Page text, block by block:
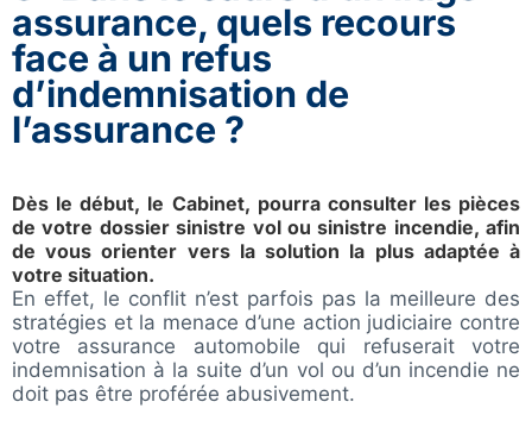
assurance, quels recours
face à un refus
d’indemnisation de
l’assurance ?
Dès le début, le Cabinet, pourra consulter les pièces
de votre dossier sinistre vol ou sinistre incendie, afin
de vous orienter vers la solution la plus adaptée à
votre situation.
En effet, le conflit n’est parfois pas la meilleure des
stratégies et la menace d’une action judiciaire contre
votre assurance automobile qui refuserait votre
indemnisation à la suite d’un vol ou d’un incendie ne
doit pas être proférée abusivement.